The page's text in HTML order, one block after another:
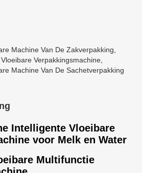
Machine Van De Zakverpakking
Verpakkingsmachine
Machine Van De Sachetverpakking
Intelligente Vloeibare
voor Melk en Water
Multifunctie